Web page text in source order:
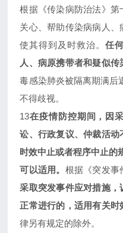
根据《传染病防治法》
关心、帮助传染病病人、
使其得到及时救治。 任
人、病原携带者和疑似传
毒感染肺炎被隔离期满后
不得歧视。
13在疫情防控期间，因
讼、行政复议、仲裁活
时效中止或者程序中止的
可以适用。 根据《突发事
采取突发事件应对措施
正常进行的，适用有关
律另有规定的除外。